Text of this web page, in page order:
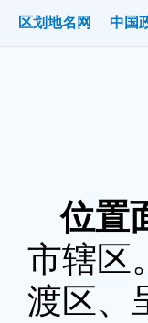
区划地名网 中国
位置
市辖区
渡区、